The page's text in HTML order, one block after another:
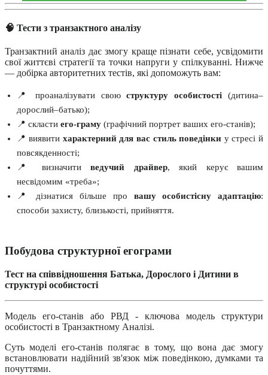
🧠 Тести з транзактного аналізу
Транзактний аналіз дає змогу краще пізнати себе, усвідомити
свої життєві стратегії та точки напруги у спілкуванні. Нижче
— добірка авторитетних тестів, які допоможуть вам:
📍 проаналізувати своюструктуру особистості (дитина–
дорослий–батько);
📍 скласти его-граму (графічний портрет ваших его-станів);
📍 виявити характерний для вас стиль поведінки у стресі й
повсякденності;
📍 визначитиведучий драйвер, який керує вашим
несвідомим «треба»;
📍 дізнатися більше про вашу особистісну адаптацію:
способи захисту, близькості, прийняття.
Побудова структурної егограми
Тест на співвідношення Батька, Дорослого і Дитини в
структурі особистості
Модель его-станів або РВД - ключова модель структури
особистості в Транзактному Аналізі.
Суть моделі его-станів полягає в тому, що вона дає змогу
встановлювати надійний зв'язок між поведінкою, думками та
почуттями.